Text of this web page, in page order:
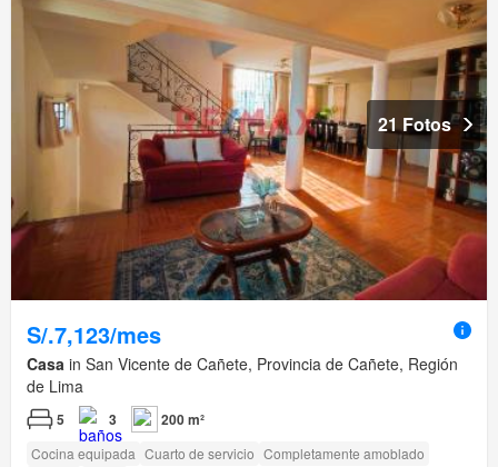
21 Fotos
S/.7,123/mes
Casa in San Vicente de Cañete, Provincia de Cañete, Región
de Lima
5 3 200 m²
Cocina equipada Cuarto de servicio Completamente amoblado